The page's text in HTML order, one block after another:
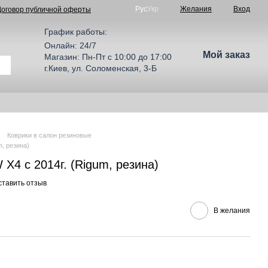
публичной оферты РусУкр Желания Вход
График работы:
Онлайн: 24/7
Магазин: Пн-Пт с 10:00 до 17:00
г.Киев, ул. Соломенская, 3-Б
Мой заказ
Коврики в салон резиновые
резина)
c 2014г. (Rigum, резина)
отзыв
В желания